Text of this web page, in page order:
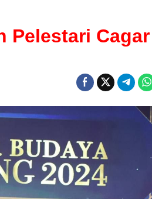
Pelestari Cagar